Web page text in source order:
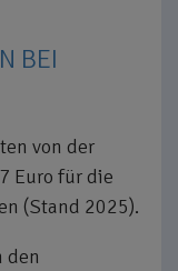
BEI
von der
Euro für die
(Stand 2025).
den